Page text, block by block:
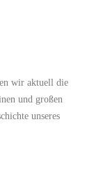
wir aktuell die
und großen
unseres